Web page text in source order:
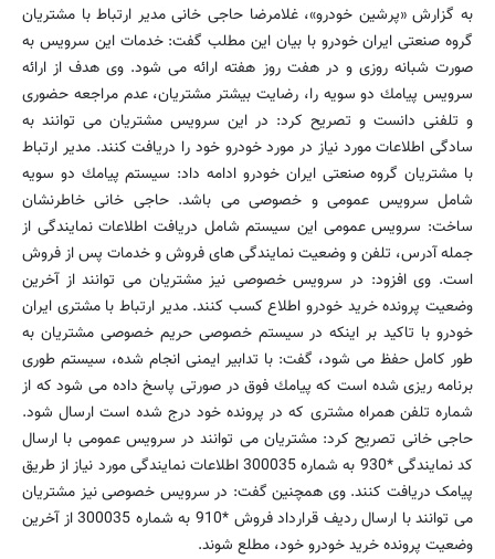
به گزارش «پرشین خودرو»، غلامرضا حاجی خانی مدیر ارتباط با مشتریان
گروه صنعتی ایران خودرو با بیان این مطلب گفت: خدمات این سرویس به
صورت شبانه روزی و در هفت روز هفته ارائه می شود. وی هدف از ارائه
سرویس پیامك دو سویه را، رضایت بیشتر مشتریان، عدم مراجعه حضوری
و تلفنی دانست و تصریح كرد: در این سرویس مشتریان می توانند به
سادگی اطلاعات مورد نیاز در مورد خودرو خود را دریافت كنند. مدیر ارتباط
با مشتریان گروه صنعتی ایران خودرو ادامه داد: سیستم پیامك دو سویه
شامل سرویس عمومی و خصوصی می باشد. حاجی خانی خاطرنشان
ساخت: سرویس عمومی این سیستم شامل دریافت اطلاعات نمایندگی از
جمله آدرس، تلفن و وضعیت نمایندگی های فروش و خدمات پس از فروش
است. وی افزود: در سرویس خصوصی نیز مشتریان می توانند از آخرین
وضعیت پرونده خرید خودرو اطلاع كسب كنند. مدیر ارتباط با مشتری ایران
خودرو با تاكید بر اینكه در سیستم خصوصی حریم خصوصی مشتریان به
طور كامل حفظ می شود، گفت: با تدابیر ایمنی انجام شده، سیستم طوری
برنامه ریزی شده است كه پیامك فوق در صورتی پاسخ داده می شود كه از
شماره تلفن همراه مشتری كه در پرونده خود درج شده است ارسال شود.
حاجی خانی تصریح كرد: مشتریان می توانند در سرویس عمومی با ارسال
کد نمایندگی *930 به شماره 300035 اطلاعات نمایندگی مورد نیاز از طریق
پیامک دریافت كنند. وی همچنین گفت: در سرویس خصوصی نیز مشتریان
می توانند با ارسال ردیف قرارداد فروش *910 به شماره 300035 از آخرین
وضعیت پرونده خرید خودرو خود، مطلع شوند.